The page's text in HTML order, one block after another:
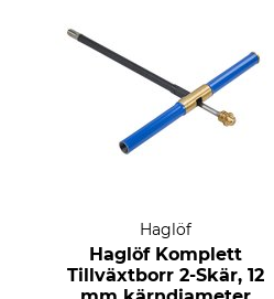
Haglöf
Haglöf Komplett
Tillväxtborr 2-Skär, 12